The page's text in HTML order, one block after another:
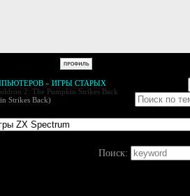
» ИГРЫ СТАРЫХ
2: The Pumpkin Strikes Back
Strikes Back)
Поиск: